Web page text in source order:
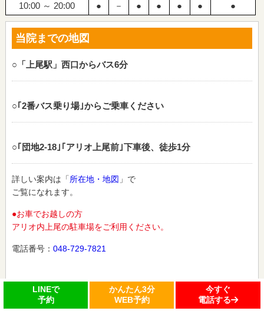
10:00 ～ 20:00
● － ● ● ● ● ●
当院までの地図
○「上尾駅」西口からバス6分
○｢2番バス乗り場｣からご乗車ください
○｢団地2‐18｣｢アリオ上尾前｣下車後、徒歩1分
詳しい案内は「所在地・地図 」で
ご覧になれます。
●お車でお越しの方
アリオ内上尾の駐車場をご利用ください。
電話番号： 048-729-7821
LINEで
予約
かんたん3分
WEB予約
今すぐ
電話する